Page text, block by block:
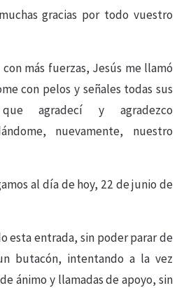
gracias por todo vuestro
más fuerzas, Jesús me llamó
con pelos y señales todas sus
agradecí y agradezco
nuevamente, nuestro
al día de hoy, 22 de junio de
esta entrada, sin poder parar de
butacón, intentando a la vez
ánimo y llamadas de apoyo, sin